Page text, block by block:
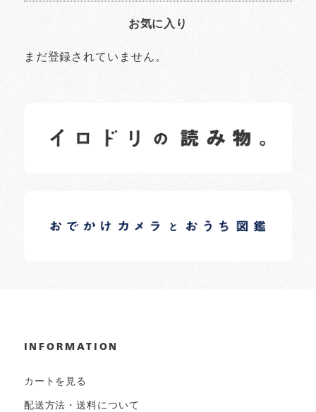
お気に入り
まだ登録されていません。
日常の様子など随時更新中です。
日常の様子など随時更新中です。
INFORMATION
カートを見る
配送方法・送料について